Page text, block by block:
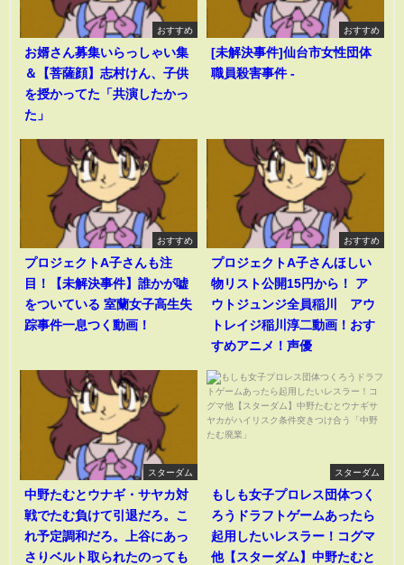
おすすめ
お婿さん募集いらっしゃい集
＆【菩薩顔】志村けん、子供
を授かってた「共演したかっ
た」
おすすめ
[未解決事件]仙台市女性団体
職員殺害事件 -
おすすめ
プロジェクトA子さんも注
目！【未解決事件】誰かが嘘
をついている 室蘭女子高生失
踪事件一息つく動画！
おすすめ
プロジェクトA子さんほしい
物リスト公開15円から！ ア
ウトジュンジ全員稲川 アウ
トレイジ稲川淳二動画！おす
すめアニメ！声優
スターダム
中野たむとウナギ・サヤカ対
戦でたむ負けて引退だろ。こ
れ予定調和だろ。上谷にあっ
さりベルト取られたのっても
スターダム
もしも女子プロレス団体つく
ろうドラフトゲームあったら
起用したいレスラー！コグマ
他【スターダム】中野たむと